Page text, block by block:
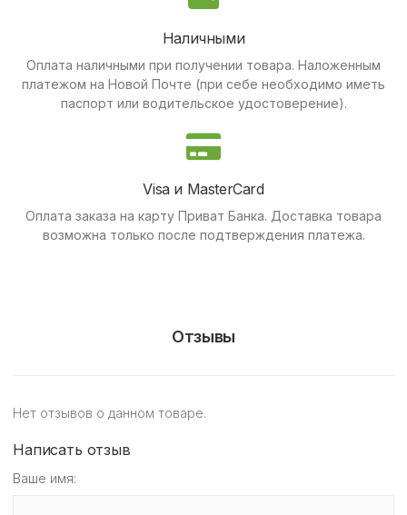
Наличными
Оплата наличными при получении товара. Наложенным
платежом на Новой Почте (при себе необходимо иметь
паспорт или водительское удостоверение).
Visa и MasterCard
Оплата заказа на карту Приват Банка. Доставка товара
возможна только после подтверждения платежа.
Отзывы
Нет отзывов о данном товаре.
Написать отзыв
Ваше имя: